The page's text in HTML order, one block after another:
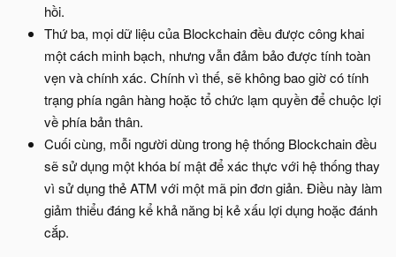
hồi.
Thứ ba, mọi dữ liệu của Blockchain đều được công khai
một cách minh bạch, nhưng vẫn đảm bảo được tính toàn
vẹn và chính xác. Chính vì thế, sẽ không bao giờ có tính
trạng phía ngân hàng hoặc tổ chức lạm quyền để chuộc lợi
về phía bản thân.
Cuối cùng, mỗi người dùng trong hệ thống Blockchain đều
sẽ sử dụng một khóa bí mật để xác thực với hệ thống thay
vì sử dụng thẻ ATM với một mã pin đơn giản. Điều này làm
giảm thiểu đáng kể khả năng bị kẻ xấu lợi dụng hoặc đánh
cắp.